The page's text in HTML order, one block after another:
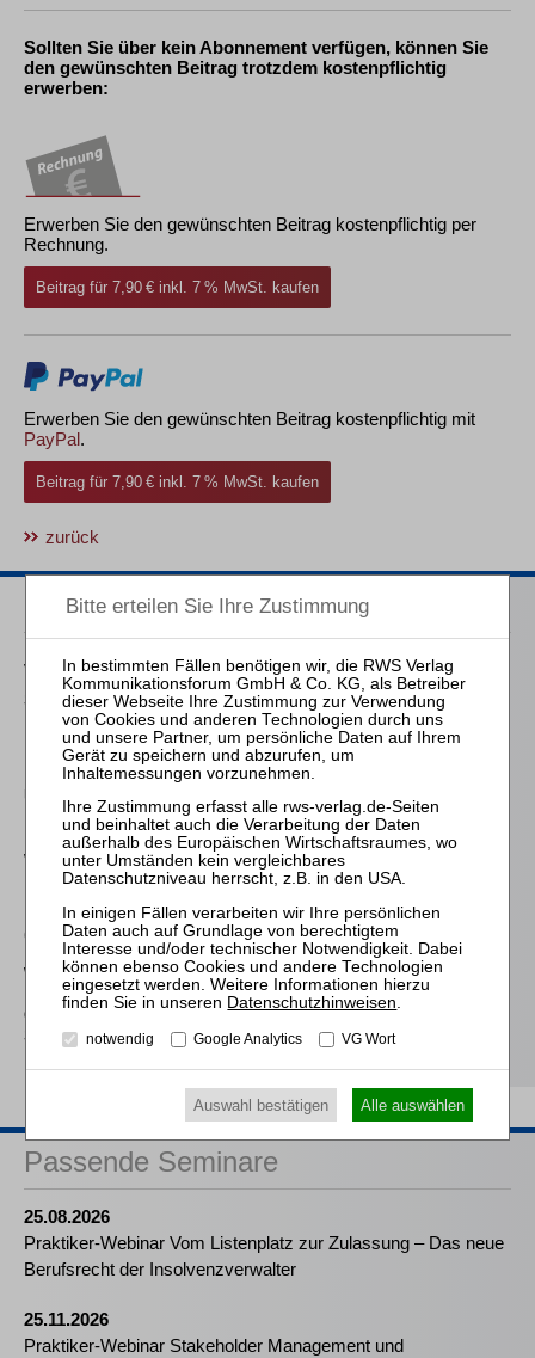
Sollten Sie über kein Abonnement verfügen, können Sie
den gewünschten Beitrag trotzdem kostenpflichtig
erwerben:
Erwerben Sie den gewünschten Beitrag kostenpflichtig per
Rechnung.
Beitrag für 7,90 € inkl. 7 % MwSt. kaufen
Erwerben Sie den gewünschten Beitrag kostenpflichtig mit
PayPal.
Beitrag für 7,90 € inkl. 7 % MwSt. kaufen
zurück
Passende Bücher
von Wilmowsky
Schneeballsysteme der
Kapitalanlage
Holzapfel / Pöllath / Engelhardt / Fischer (Hrsg.)
Unternehmenskauf in
Recht und Praxis
Westermann
Bestellung des
(vorläufigen)
Insolvenzverwalters im
Widerstreit der
Interessen von
Gläubigern und
Schuldner
Passende Seminare
25.08.2026
Praktiker-Webinar Vom Listenplatz zur Zulassung – Das neue
Berufsrecht der Insolvenzverwalter
25.11.2026
Praktiker-Webinar Stakeholder Management und
Datenschutzhinweisen
notwendig Google Analytics VG Wort
Auswahl bestätigen Alle auswählen